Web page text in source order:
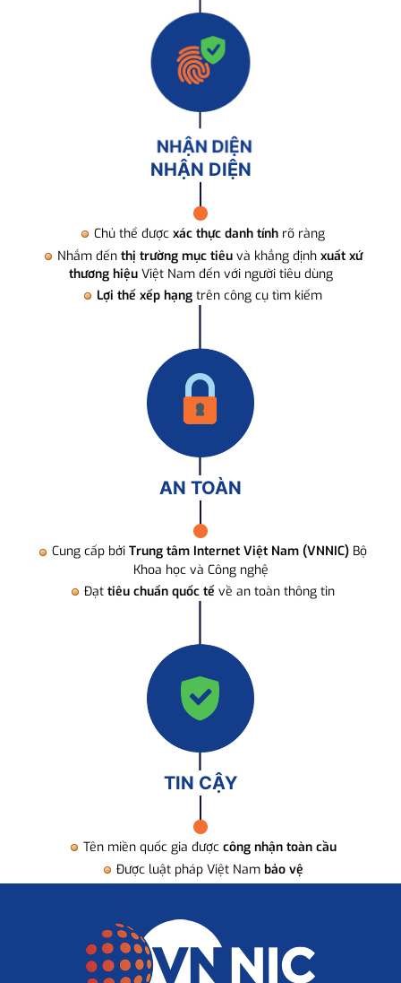
NHẬN DIỆN
Chủ thể được xác thực danh tính rõ ràng
Nhắm đến thị trường mục tiêuvà khẳng định xuất xứ
thương hiệuViệt Nam đến với người tiêu dùng
Lợi thế xếp hạng trên công cụ tìm kiếm
AN TOÀN
Cung cấp bởi Trung tâm Internet Việt Nam (VNNIC) Bộ
Khoa học và Công nghệ
Đạt tiêu chuẩn quốc tế về an toàn thông tin
TIN CẬY
Tên miền quốc gia được công nhận toàn cầu
Được luật pháp Việt Nam bảo vệ